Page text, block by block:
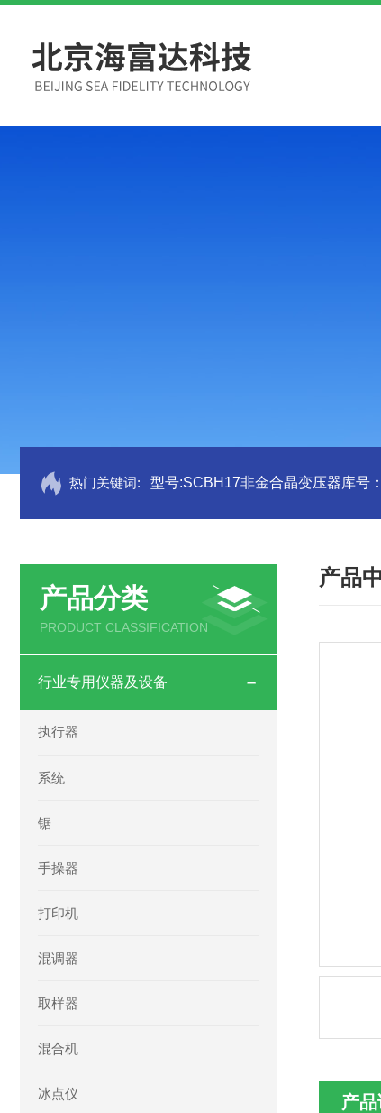
热门关键词: 型号:SCBH17非金合晶变压器库号
产品分类
PRODUCT CLASSIFICATION
行业专用仪器及设备
执行器
系统
锯
手操器
打印机
混调器
取样器
混合机
冰点仪
产品
产